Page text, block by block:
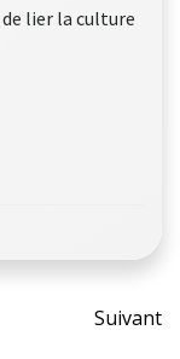
lier la culture
Suivant